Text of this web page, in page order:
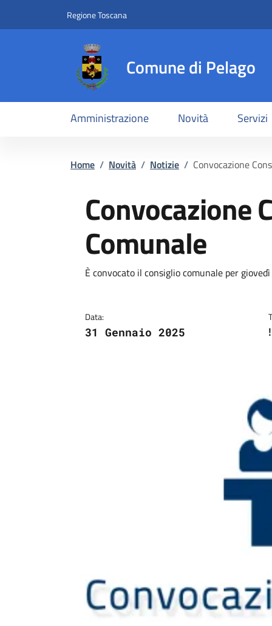
Regione ToscanaSlim top
Comune di Pelago
Amministrazione Novità Servizi
Briciole di pane
Home / Novità / Notizie / Convocazione
Convocazione
Comunale
Dettagli
Descrizione breve
È convocato il consiglio comunale per
Data:
31 Gennaio 2025